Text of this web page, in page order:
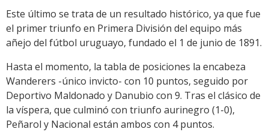
Este último se trata de un resultado histórico, ya que fue
el primer triunfo en Primera División del equipo más
añejo del fútbol uruguayo, fundado el 1 de junio de 1891.
Hasta el momento, la tabla de posiciones la encabeza
Wanderers -único invicto- con 10 puntos, seguido por
Deportivo Maldonado y Danubio con 9. Tras el clásico de
la víspera, que culminó con triunfo aurinegro (1-0),
Peñarol y Nacional están ambos con 4 puntos.